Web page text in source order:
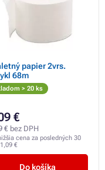
papier 2vrs.
68m
> 20 ks
€
€ bez DPH
cena za posledných 30
1,09 €
Do košíka